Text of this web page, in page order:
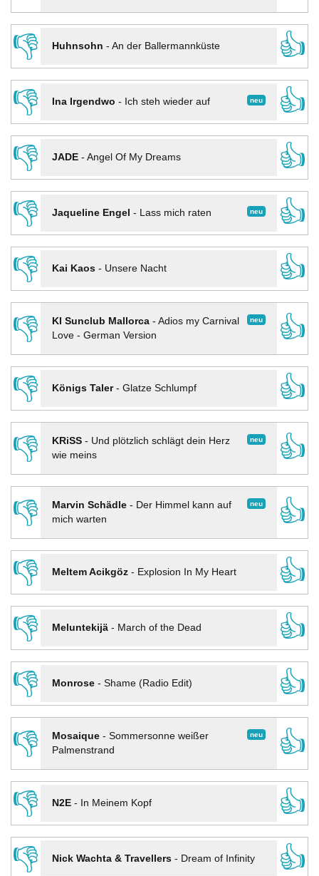
👎
Huhnsohn - An der Ballermannküste
👍
👎
neu
Ina Irgendwo - Ich steh wieder auf
👍
👎
JADE- Angel Of My Dreams
👍
👎
neu
Jaqueline Engel - Lass mich raten
👍
👎
Kai Kaos- Unsere Nacht
👍
👎
neu
KI Sunclub Mallorca- Adios my Carnival
Love - German Version
👍
👎
Königs Taler- Glatze Schlumpf
👍
👎
neu
KRiSS- Und plötzlich schlägt dein Herz
wie meins
👍
👎 neu
Marvin Schädle- Der Himmel kann auf
mich warten
👍
👎
Meltem Acikgöz- Explosion In My Heart
👍
👎
Meluntekijä- March of the Dead
👍
👎
Monrose- Shame (Radio Edit)
👍
👎
neu
Mosaique- Sommersonne weißer
Palmenstrand
👍
👎
N2E- In Meinem Kopf
👍
👎
Nick Wachta & Travellers- Dream of Infinity
👍